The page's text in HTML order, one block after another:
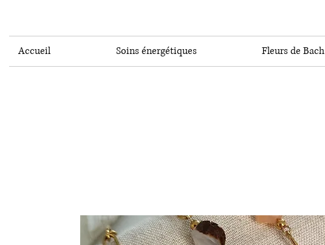
Accueil Soins énergétiques Fleurs de Bach